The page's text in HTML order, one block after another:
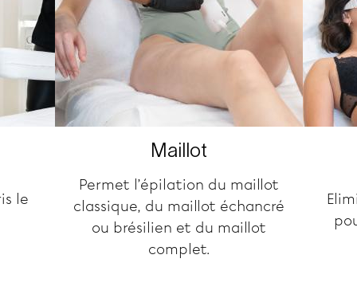
le
Maillot
Permet l’épilation du maillot
classique, du maillot échancré
ou brésilien et du maillot
complet.